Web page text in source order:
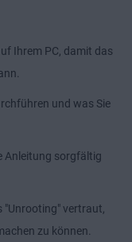
Ihrem PC, damit das
und was Sie
Anleitung sorgfältig
"Unrooting" vertraut,
zu können.